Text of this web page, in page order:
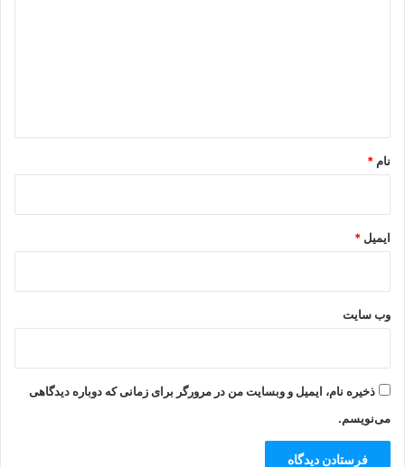
نام *
ایمیل *
وب‌ سایت
ذخیره نام، ایمیل و وبسایت من در مرورگر برای زمانی که دوباره دیدگاهی
می‌نویسم.